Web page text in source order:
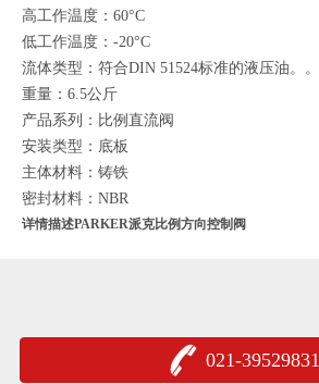
高工作温度：60°C
低工作温度：-20°C
流体类型：符合DIN 51524标准的液压油。
重量：6.5公斤
产品系列：比例直流阀
安装类型：底板
主体材料：铸铁
密封材料：NBR
详情描述PARKER派克比例方向控制阀
021-39529831